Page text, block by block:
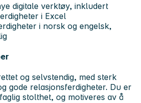
digitale verktøy, inkludert
i Excel
i norsk og engelsk,
og selvstendig, med sterk
gode relasjonsferdigheter. Du er
stolthet, og motiveres av å